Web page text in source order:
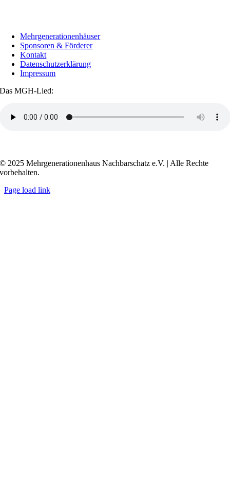
Mehrgenerationenhäuser
Sponsoren & Förderer
Kontakt
Datenschutzerklärung
Impressum
Das MGH-Lied:
© 2025 Mehrgenerationenhaus Nachbarschatz e.V. | Alle Rechte
vorbehalten.
Page load link